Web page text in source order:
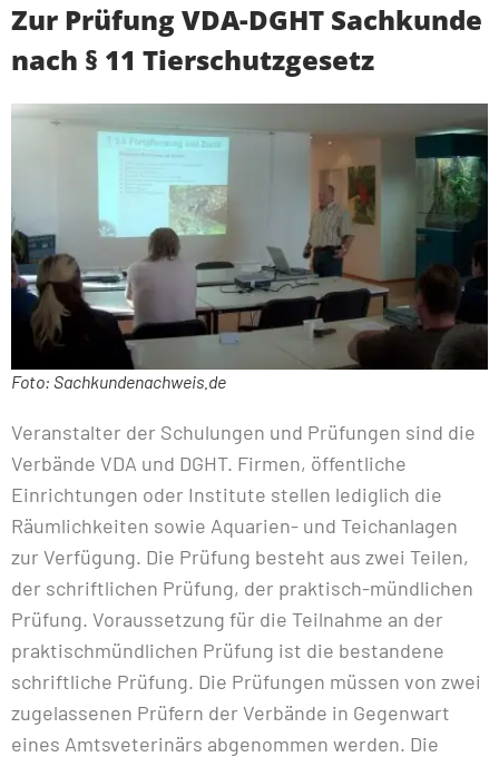
Zur Prüfung VDA-DGHT Sachkunde
nach § 11 Tierschutzgesetz
Foto: Sachkundenachweis.de
Veranstalter der Schulungen und Prüfungen sind die
Verbände VDA und DGHT. Firmen, öffentliche
Einrichtungen oder Institute stellen lediglich die
Räumlichkeiten sowie Aquarien- und Teichanlagen
zur Verfügung. Die Prüfung besteht aus zwei Teilen,
der schriftlichen Prüfung, der praktisch-mündlichen
Prüfung. Voraussetzung für die Teilnahme an der
praktischmündlichen Prüfung ist die bestandene
schriftliche Prüfung. Die Prüfungen müssen von zwei
zugelassenen Prüfern der Verbände in Gegenwart
eines Amtsveterinärs abgenommen werden. Die